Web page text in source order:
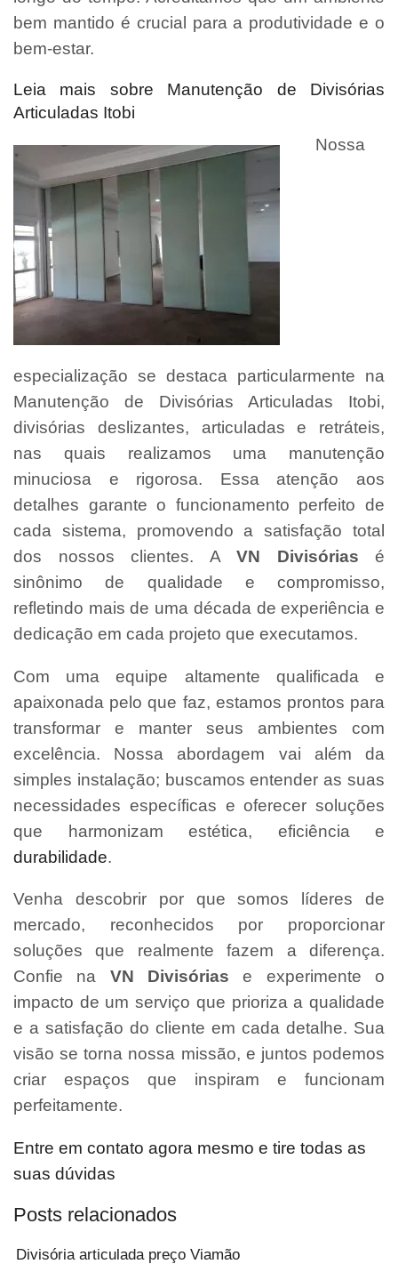
bem mantido é crucial para a produtividade e o
bem-estar.
Leia mais sobre Manutenção de Divisórias
Articuladas Itobi
Nossa
especialização se destaca particularmente na
Manutenção de Divisórias Articuladas Itobi,
divisórias deslizantes, articuladas e retráteis,
nas quais realizamos uma manutenção
minuciosa e rigorosa. Essa atenção aos
detalhes garante o funcionamento perfeito de
cada sistema, promovendo a satisfação total
dos nossos clientes. A VN Divisórias é
sinônimo de qualidade e compromisso,
refletindo mais de uma década de experiência e
dedicação em cada projeto que executamos.
Com uma equipe altamente qualificada e
apaixonada pelo que faz, estamos prontos para
transformar e manter seus ambientes com
excelência. Nossa abordagem vai além da
simples instalação; buscamos entender as suas
necessidades específicas e oferecer soluções
que harmonizam estética, eficiência e
durabilidade.
Venha descobrir por que somos líderes de
mercado, reconhecidos por proporcionar
soluções que realmente fazem a diferença.
Confie na VN Divisórias e experimente o
impacto de um serviço que prioriza a qualidade
e a satisfação do cliente em cada detalhe. Sua
visão se torna nossa missão, e juntos podemos
criar espaços que inspiram e funcionam
perfeitamente.
Entre em contato agora mesmo e tire todas as
suas dúvidas
Posts relacionados
Divisória articulada preço Viamão